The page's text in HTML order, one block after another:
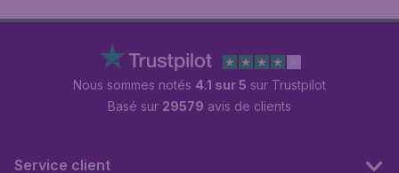
Nous sommes notés 4.1 sur 5 sur Trustpilot
Basé sur 29579 avis de clients
Service client